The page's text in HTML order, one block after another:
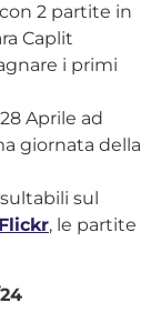
2 partite in
Caplit
i primi
Aprile ad
giornata della
sul
, le partite